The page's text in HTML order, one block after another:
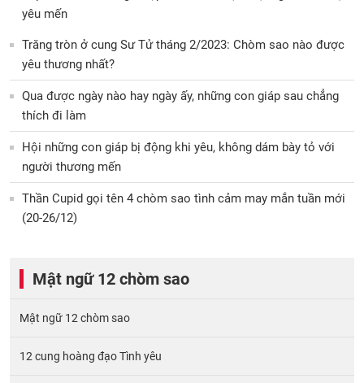
yêu mến
Trăng tròn ở cung Sư Tử tháng 2/2023: Chòm sao nào được
yêu thương nhất?
Qua được ngày nào hay ngày ấy, những con giáp sau chẳng
thích đi làm
Hội những con giáp bị động khi yêu, không dám bày tỏ với
người thương mến
Thần Cupid gọi tên 4 chòm sao tình cảm may mắn tuần mới
(20-26/12)
Mật ngữ 12 chòm sao
Mật ngữ 12 chòm sao
12 cung hoàng đạo Tình yêu